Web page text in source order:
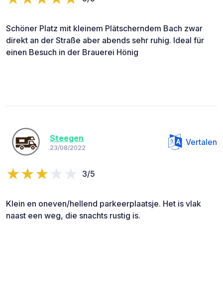
Schöner Platz mit kleinem Plätscherndem Bach zwar
direkt an der Straße aber abends sehr ruhig. Ideal für
einen Besuch in der Brauerei Hönig
Steegen
23/08/2022
Vertalen
3/5
Klein en oneven/hellend parkeerplaatsje. Het is vlak
naast een weg, die snachts rustig is.